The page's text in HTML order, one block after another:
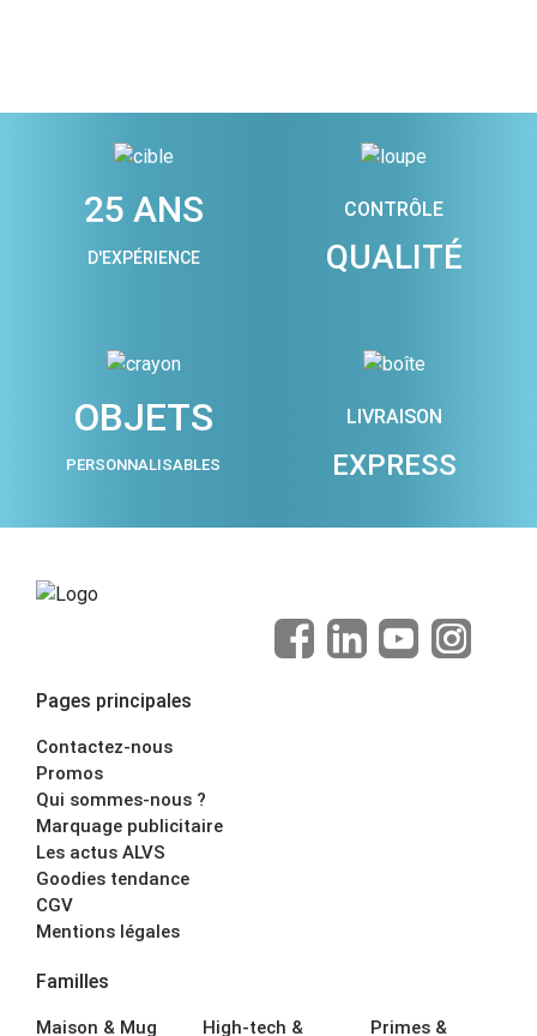
25 ANS
D'EXPÉRIENCE
CONTRÔLE
QUALITÉ
OBJETS
PERSONNALISABLES
LIVRAISON
EXPRESS
Pages principales
Contactez-nous
Promos
Qui sommes-nous ?
Marquage publicitaire
Les actus ALVS
Goodies tendance
CGV
Mentions légales
Familles
Maison & Mug High-tech & Primes &